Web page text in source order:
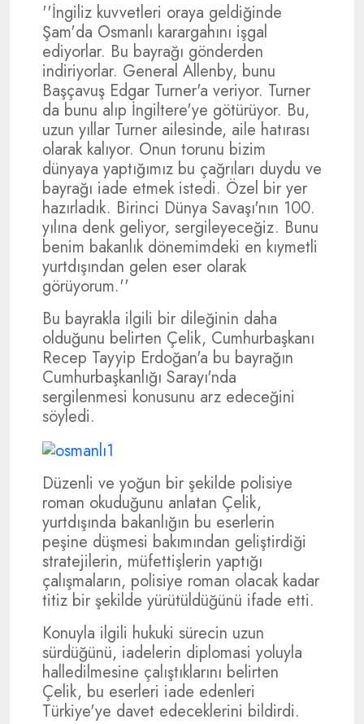
''İngiliz kuvvetleri oraya geldiğinde
Şam'da Osmanlı karargahını işgal
ediyorlar. Bu bayrağı gönderden
indiriyorlar. General Allenby, bunu
Başçavuş Edgar Turner'a veriyor. Turner
da bunu alıp İngiltere'ye götürüyor. Bu,
uzun yıllar Turner ailesinde, aile hatırası
olarak kalıyor. Onun torunu bizim
dünyaya yaptığımız bu çağrıları duydu ve
bayrağı iade etmek istedi. Özel bir yer
hazırladık. Birinci Dünya Savaşı'nın 100.
yılına denk geliyor, sergileyeceğiz. Bunu
benim bakanlık dönemimdeki en kıymetli
yurtdışından gelen eser olarak
görüyorum.''
Bu bayrakla ilgili bir dileğinin daha
olduğunu belirten Çelik, Cumhurbaşkanı
Recep Tayyip Erdoğan'a bu bayrağın
Cumhurbaşkanlığı Sarayı'nda
sergilenmesi konusunu arz edeceğini
söyledi.
Düzenli ve yoğun bir şekilde polisiye
roman okuduğunu anlatan Çelik,
yurtdışında bakanlığın bu eserlerin
peşine düşmesi bakımından geliştirdiği
stratejilerin, müfettişlerin yaptığı
çalışmaların, polisiye roman olacak kadar
titiz bir şekilde yürütüldüğünü ifade etti.
Konuyla ilgili hukuki sürecin uzun
sürdüğünü, iadelerin diplomasi yoluyla
halledilmesine çalıştıklarını belirten
Çelik, bu eserleri iade edenleri
Türkiye'ye davet edeceklerini bildirdi.